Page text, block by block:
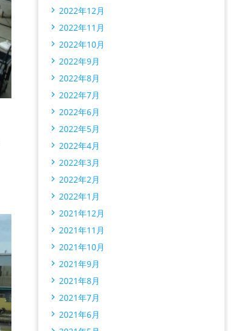
2022年12月
2022年11月
2022年10月
2022年9月
2022年8月
2022年7月
2022年6月
2022年5月
2022年4月
2022年3月
2022年2月
2022年1月
2021年12月
2021年11月
2021年10月
2021年9月
2021年8月
2021年7月
2021年6月